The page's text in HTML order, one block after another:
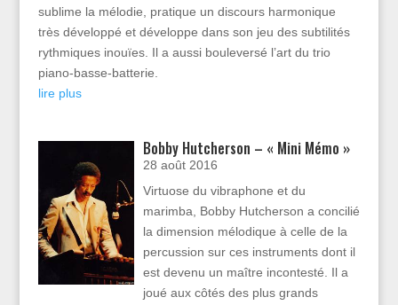
sublime la mélodie, pratique un discours harmonique
très développé et développe dans son jeu des subtilités
rythmiques inouïes. Il a aussi bouleversé l’art du trio
piano-basse-batterie.
lire plus
Bobby Hutcherson – « Mini Mémo »
28 août 2016
Virtuose du vibraphone et du
marimba, Bobby Hutcherson a concilié
la dimension mélodique à celle de la
percussion sur ces instruments dont il
est devenu un maître incontesté. Il a
joué aux côtés des plus grands